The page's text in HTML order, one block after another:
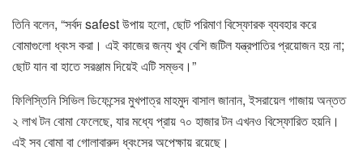
তিনি বলেন, “সর্বদ safest উপায় হলো, ছোট পরিমাণ বিস্ফোরক ব্যবহার করে
বোমাগুলো ধ্বংস করা। এই কাজের জন্য খুব বেশি জটিল যন্ত্রপাতির প্রয়োজন হয় না;
ছোট যান বা হাতে সরঞ্জাম দিয়েই এটি সম্ভব।”
ফিলিস্তিনি সিভিল ডিফেন্সের মুখপাত্র মাহমুদ বাসাল জানান, ইসরায়েল গাজায় অন্তত
২ লাখ টন বোমা ফেলেছে, যার মধ্যে প্রায় ৭০ হাজার টন এখনও বিস্ফোরিত হয়নি।
এই সব বোমা বা গোলাবারুদ ধ্বংসের অপেক্ষায় রয়েছে।